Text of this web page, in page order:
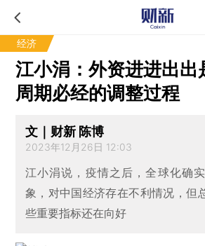
经济
江小涓：外资进进出出
周期必经的调整过程
文｜财新 陈博
2023年12月26日 12:03
江小涓说，疫情之后，全球化确
象，对中国经济存在不利情况，但
些重要指标还在向好